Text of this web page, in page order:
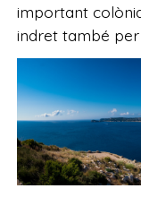
important
indret també per